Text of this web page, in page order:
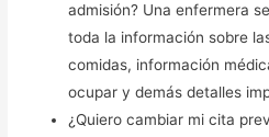
admisión? Una enfermera
toda la información sobre
comidas, información
ocupar y demás detalles
¿Quiero cambiar mi cita